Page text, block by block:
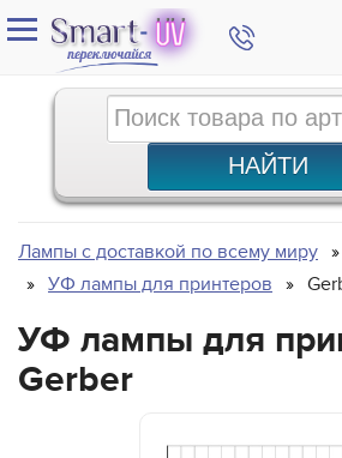
Лампы с доставкой по всему миру
УФ лампы для принтеров
УФ лампы для
Gerber